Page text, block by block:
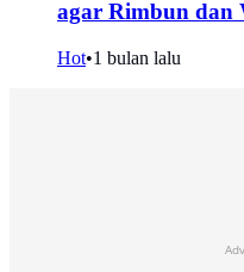
agar Rimbun dan
Hot•1 bulan lalu